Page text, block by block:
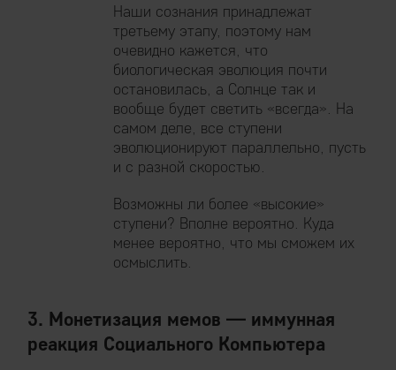
Наши сознания принадлежат
третьему этапу, поэтому нам
очевидно кажется, что
биологическая эволюция почти
остановилась, а Солнце так и
вообще будет светить «всегда». На
самом деле, все ступени
эволюционируют параллельно, пусть
и с разной скоростью.
Возможны ли более «высокие»
ступени? Вполне вероятно. Куда
менее вероятно, что мы сможем их
осмыслить.
3. Монетизация мемов — иммунная
реакция Социального Компьютера